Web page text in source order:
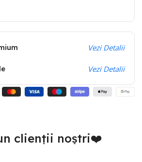
Vezi Detalii
Vezi Detalii
clienții noștri❤️